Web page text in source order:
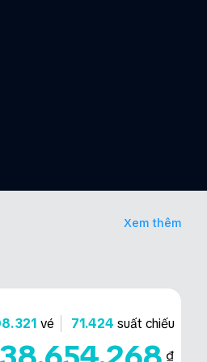
Xem thêm
vé 71.424 suất chiếu
₫